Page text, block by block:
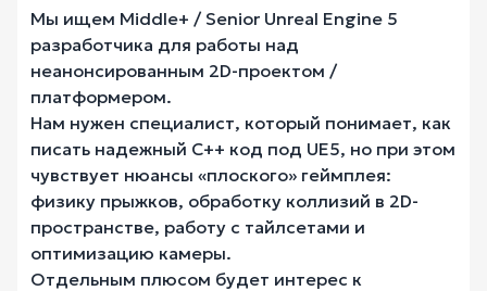
Мы ищем Middle+ / Senior Unreal Engine 5
разработчика для работы над
неанонсированным 2D-проектом /
платформером.
Нам нужен специалист, который понимает, как
писать надежный C++ код под UE5, но при этом
чувствует нюансы «плоского» геймплея:
физику прыжков, обработку коллизий в 2D-
пространстве, работу с тайлсетами и
оптимизацию камеры.
Отдельным плюсом будет интерес к